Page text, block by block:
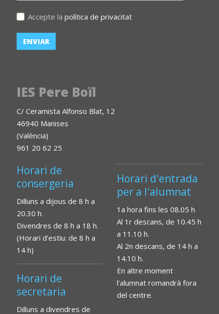
Accepte la política de privacitat
IES Pere Boïl
C/ Ceramista Alfonso Blat, 12
46940 Manises
(València)
961 20 62 25
Horari de
consergeria
Dilluns a dijous de 8 h a
20.30 h.
Divendres de 8 h a 18 h.
(Horari d'estiu: de 8 h a
14 h)
Horari de
secretaria
Dilluns a divendres de
Horari d'entrada
per a l'alumnat
1a hora fins les 08.05 h
Al 1r descans, de 10.45 h
a 11.10 h.
Al 2n descans, de 14 h a
14.10 h.
En altre moment
l'alumnat romandrà fora
del centre.